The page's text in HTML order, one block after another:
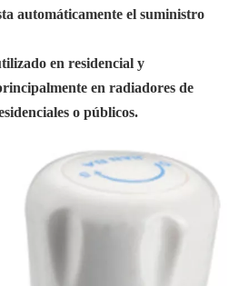
automáticamente el suministro
en residencial y
en radiadores de
o públicos.